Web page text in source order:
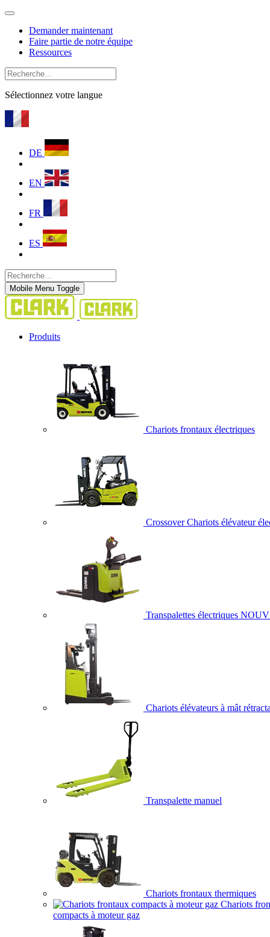
Demander maintenant
Faire partie de notre équipe
Ressources
Sélectionnez votre langue
DE
EN
FR
ES
Mobile Menu Toggle
Produits
Chariots frontaux électriques
Crossover Chariots élévateur
Transpalettes électriques
Chariots élévateurs à mât
Transpalette manuel
Chariots frontaux thermiques
Chariots
compacts à moteur gaz